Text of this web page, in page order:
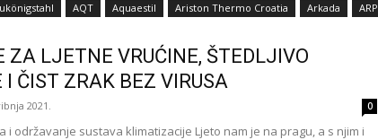
AQT Aquaestil Ariston Thermo Croatia Arkada ARP
ZA LJETNE VRUĆINE, ŠTEDLJIVO
ČIST ZRAK BEZ VIRUSA
2021. 0
i održavanje sustava klimatizacije Ljeto nam je na pragu, a s njim i